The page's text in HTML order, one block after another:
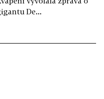
De...